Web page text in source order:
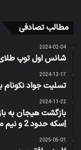
مطالب تصادفی
2024-02-04
شانس اول توپ طلای ۲۰۲۴ مشخص
2024-12-17
تسلیت جواد
2024-11-22
بازگشت هیجان به
|سکه حدود 2 و نیم میلیون گران شد
2025-05-01